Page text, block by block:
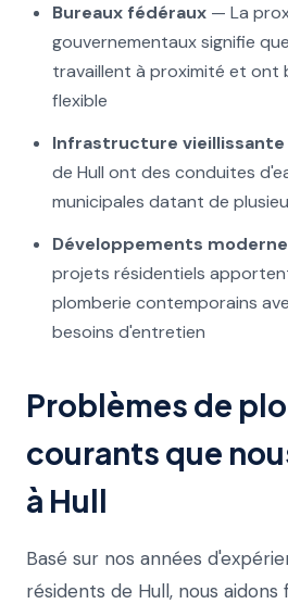
Bureaux fédéraux — La
gouvernementaux signifie
travaillent à proximité et ont
flexible
Infrastructure vieillissante
de Hull ont des conduites
municipales datant de
Développements
projets résidentiels
plomberie contemporains
besoins d'entretien
Problèmes de
courants que
à Hull
Basé sur nos années
résidents de Hull, nous